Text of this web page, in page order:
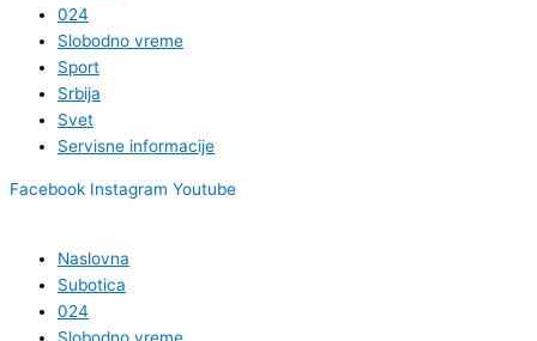
024
Slobodno vreme
Sport
Srbija
Svet
Servisne informacije
Facebook Instagram Youtube
Naslovna
Subotica
024
Slobodno vreme